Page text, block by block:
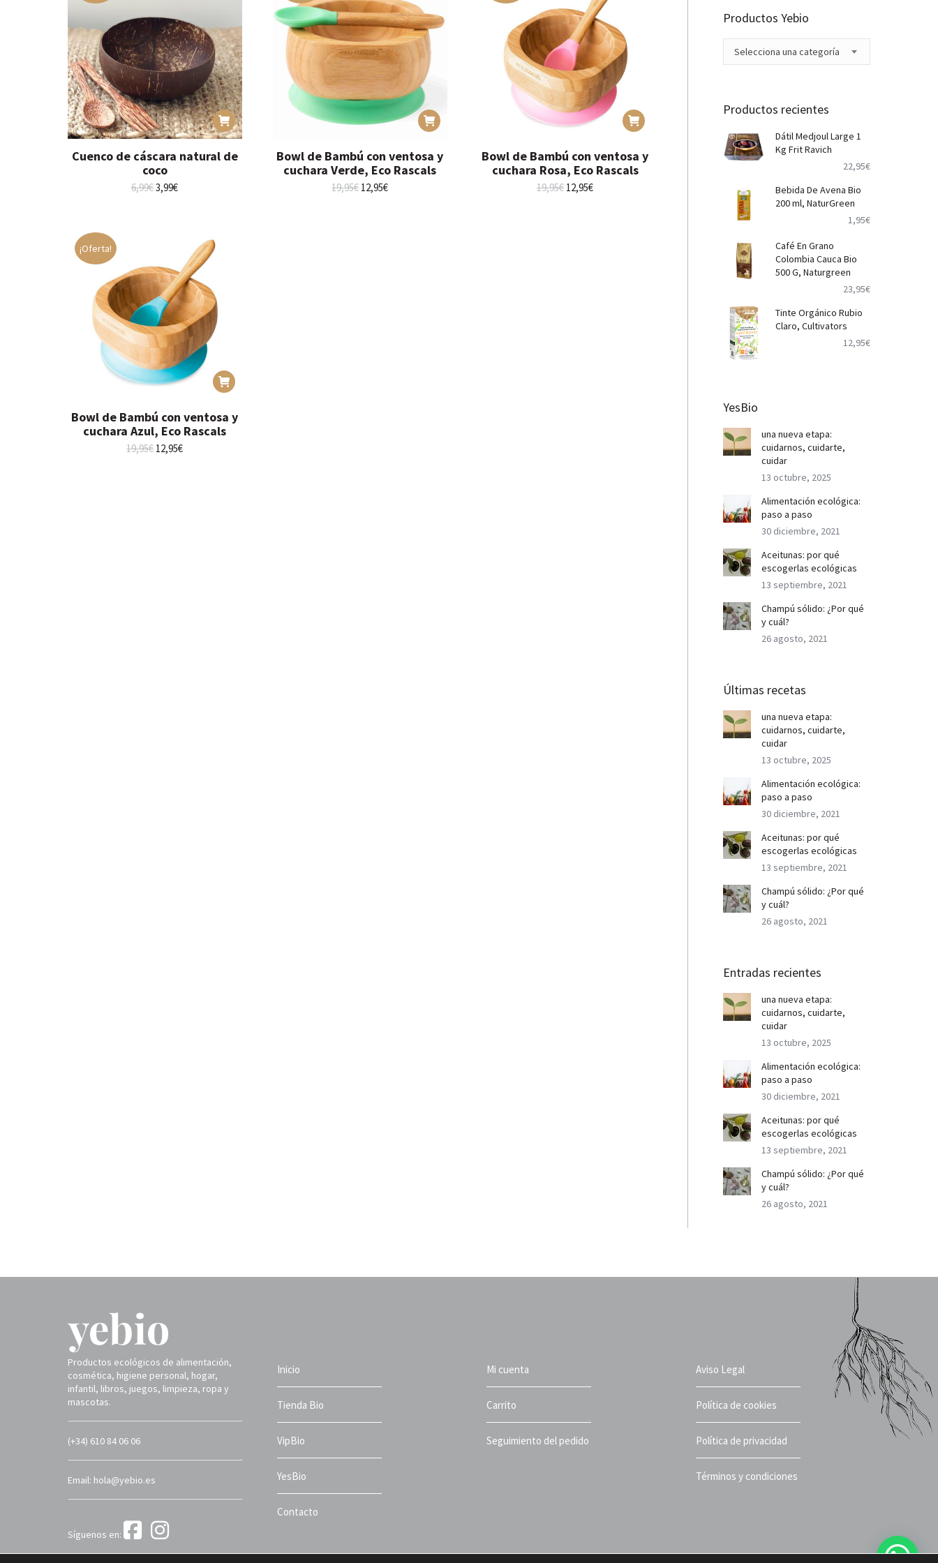
Cuenco de cáscara natural de
coco
6,99€El
3,99€El
3,99€.
Bowl de Bambú con ventosa y
cuchara Verde, Eco Rascals
19,95€ El
12,95€El
Bowl de Bambú con ventosa y
cuchara Rosa, Eco Rascals
19,95€ El
12,95€El
¡Oferta!
Bowl de Bambú con ventosa y
cuchara Azul, Eco Rascals
19,95€El
12,95€El
Productos Yebio
Selecciona una categoría
Productos recientes
Dátil Medjoul Large 1
Kg Frit Ravich
22,95€
Bebida De Avena Bio
200 ml, NaturGreen
1,95€
Café En Grano
Colombia Cauca Bio
500 G, Naturgreen
23,95€
Tinte Orgánico Rubio
Claro, Cultivators
12,95€
YesBio
una nueva etapa:
cuidarnos, cuidarte,
cuidar
13 octubre, 2025
Alimentación ecológica:
paso a paso
30 diciembre, 2021
Aceitunas: por qué
escogerlas ecológicas
13 septiembre, 2021
Champú sólido: ¿Por qué
y cuál?
26 agosto, 2021
Últimas recetas
una nueva etapa:
cuidarnos, cuidarte,
cuidar
13 octubre, 2025
Alimentación ecológica:
paso a paso
30 diciembre, 2021
Aceitunas: por qué
escogerlas ecológicas
13 septiembre, 2021
Champú sólido: ¿Por qué
y cuál?
26 agosto, 2021
Entradas recientes
una nueva etapa:
cuidarnos, cuidarte,
cuidar
13 octubre, 2025
Alimentación ecológica:
paso a paso
30 diciembre, 2021
Aceitunas: por qué
escogerlas ecológicas
13 septiembre, 2021
Champú sólido: ¿Por qué
y cuál?
26 agosto, 2021
Productos ecológicos de alimentación,
cosmética, higiene personal, hogar,
infantil, libros, juegos, limpieza, ropa y
mascotas.
(+34) 610 84 06 06
Email: hola@yebio.es
Síguenos en:
Inicio
Tienda Bio
VipBio
YesBio
Contacto
Mi cuenta
Carrito
Seguimiento del pedido
Aviso Legal
Política de cookies
Política de privacidad
Términos y condiciones